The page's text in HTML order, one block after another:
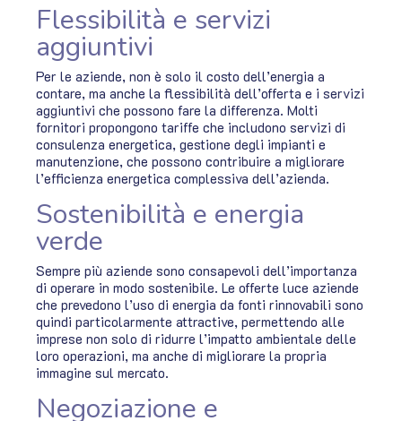
Flessibilità e servizi
aggiuntivi
Per le aziende, non è solo il costo dell’energia a
contare, ma anche la flessibilità dell’offerta e i servizi
aggiuntivi che possono fare la differenza. Molti
fornitori propongono tariffe che includono servizi di
consulenza energetica, gestione degli impianti e
manutenzione, che possono contribuire a migliorare
l’efficienza energetica complessiva dell’azienda.
Sostenibilità e energia
verde
Sempre più aziende sono consapevoli dell’importanza
di operare in modo sostenibile. Le offerte luce aziende
che prevedono l’uso di energia da fonti rinnovabili sono
quindi particolarmente attractive, permettendo alle
imprese non solo di ridurre l’impatto ambientale delle
loro operazioni, ma anche di migliorare la propria
immagine sul mercato.
Negoziazione e